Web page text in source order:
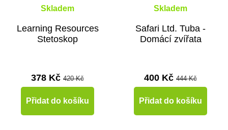
Skladem
Learning Resources
Stetoskop
378 Kč 420 Kč
Přidat do košíku
Skladem
Safari Ltd. Tuba -
Domácí zvířata
400 Kč 444 Kč
Přidat do košíku